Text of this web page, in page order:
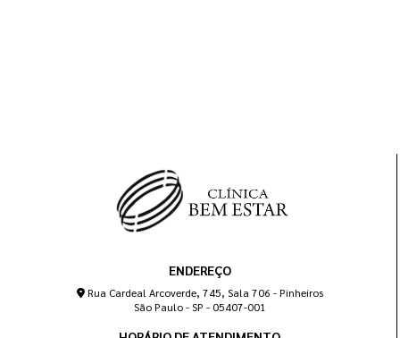
ENDEREÇO
Rua Cardeal Arcoverde, 745, Sala 706 - Pinheiros
São Paulo - SP - 05407-001